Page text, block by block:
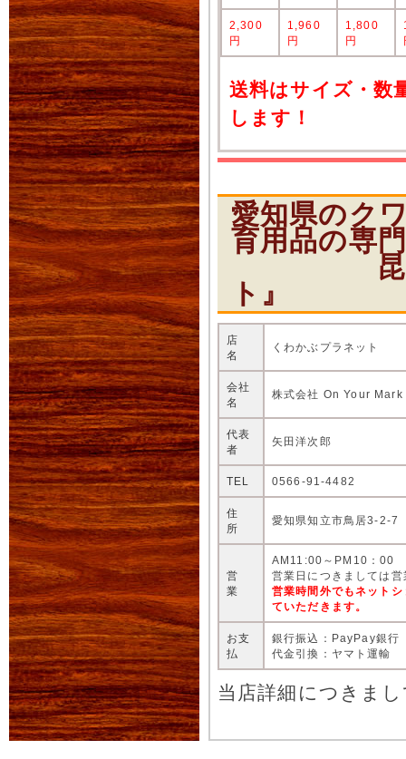
2,300
円
1,960
円
1,800
円
送料はサイズ・数
します！
愛知県のク
育用品の専
昆虫シ
ト』
店
名
くわかぶプラネット
会社
名
株式会社 On Your Mark
代表
者
矢田洋次郎
TEL 0566-91-4482
住
所
愛知県知立市鳥居3-2-7
営
業
AM11:00～PM10：00
営業日につきましては
営業時間外でもネット
ていただきます。
お支
払
銀行振込：PayPay銀行
代金引換：ヤマト運輸
当店詳細につきま